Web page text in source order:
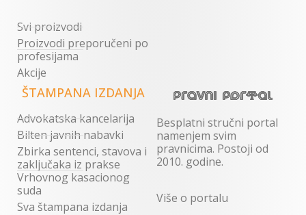
Svi proizvodi
Proizvodi preporučeni po
profesijama
Akcije
ŠTAMPANA IZDANJA
Advokatska kancelarija
Bilten javnih nabavki
Zbirka sentenci, stavova i
zaključaka iz prakse
Vrhovnog kasacionog
suda
Sva štampana izdanja
Besplatni stručni portal
namenjem svim
pravnicima. Postoji od
2010. godine.
Više o portalu